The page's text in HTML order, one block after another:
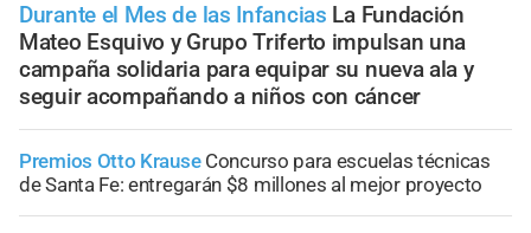
Durante el Mes de las Infancias La Fundación
Mateo Esquivo y Grupo Triferto impulsan una
campaña solidaria para equipar su nueva ala y
seguir acompañando a niños con cáncer
Premios Otto Krause Concurso para escuelas técnicas
de Santa Fe: entregarán $8 millones al mejor proyecto